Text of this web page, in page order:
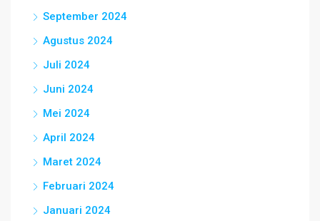
September 2024
Agustus 2024
Juli 2024
Juni 2024
Mei 2024
April 2024
Maret 2024
Februari 2024
Januari 2024